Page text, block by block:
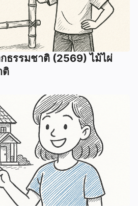
ธรรมชาติ (2569) ไม้ไผ่
ติ